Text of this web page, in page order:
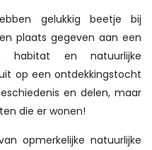
gelukkig beetje bij
plaats gegeven aan een
habitat en natuurlijke
op een ontdekkingstocht
en delen, maar
die er wonen!
opmerkelijke natuurlijke